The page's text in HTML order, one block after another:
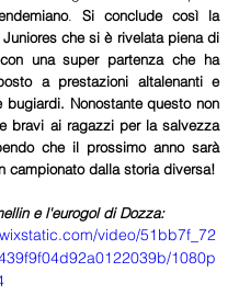
. Si conclude così la
che si è rivelata piena di
una super partenza che ha
a prestazioni altalenanti e
bugiardi. Nonostante questo non
bravi ai ragazzi per la salvezza
che il prossimo anno sarà
campionato dalla storia diversa!
e l'eurogol di Dozza:
video/51bb7f_72
1080p